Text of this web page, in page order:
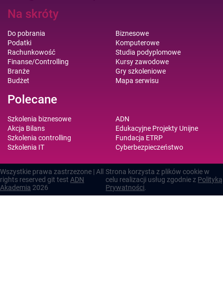
Na skróty
Do pobrania
Podatki
Rachunkowość
Finanse/Controlling
Branże
Budżet
Biznesowe
Komputerowe
Studia podyplomowe
Kursy zawodowe
Gry szkoleniowe
Mapa serwisu
Polecane
Szkolenia biznesowe
Akcja Bilans
Szkolenia controlling
Szkolenia IT
ADN
Edukacyjne Projekty Unijne
Fundacja ETRP
Cyberbezpieczeństwo
Wszystkie prawa zastrzezone | All
rights reserved git test ADN
Akademia 2026
Strona korzysta z plików cookie w
celu realizacji usług zgodnie z Polityką
Prywatności.